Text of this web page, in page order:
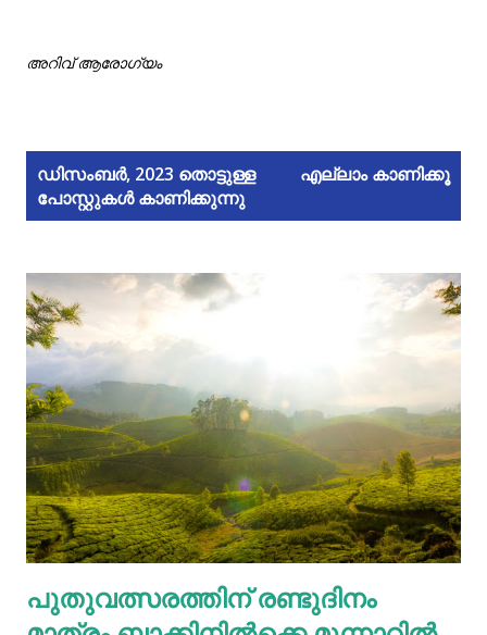
അറിവ് ആരോഗ്യം
പോ
സ്റ്റു
ള്‍
ഡിസംബർ, 2023 തൊട്ടുള്ള
പോസ്റ്റുകൾ കാണിക്കുന്നു
എല്ലാം കാണിക്കൂ
പുതുവത്സരത്തിന് രണ്ടുദിനം